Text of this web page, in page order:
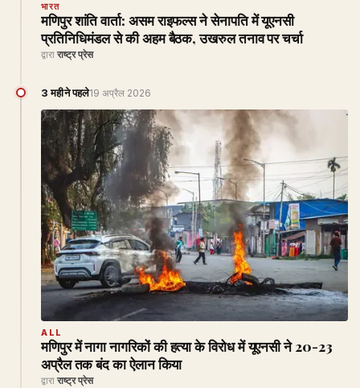
भारत
मणिपुर शांति वार्ता: असम राइफल्स ने सेनापति में यूएनसी
प्रतिनिधिमंडल से की अहम बैठक, उखरुल तनाव पर चर्चा
द्वारा राष्ट्र प्रेस
3 महीने पहले19 अप्रैल 2026
ALL
मणिपुर में नागा नागरिकों की हत्या के विरोध में यूएनसी ने 20-23
अप्रैल तक बंद का ऐलान किया
द्वारा राष्ट्र प्रेस